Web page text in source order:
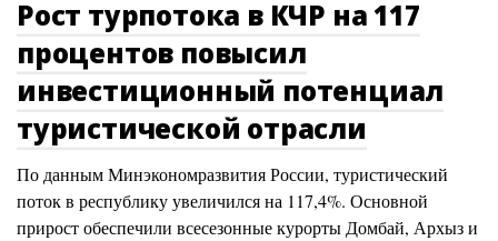
Рост турпотока в КЧР на 117
процентов повысил
инвестиционный потенциал
туристической отрасли
По данным Минэкономразвития России, туристический
поток в республику увеличился на 117,4%. Основной
прирост обеспечили всесезонные курорты Домбай, Архыз и